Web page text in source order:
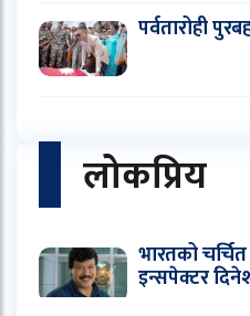
पर्वतारोही
लोकप्रिय
भारतको
इन्सपेक्टर